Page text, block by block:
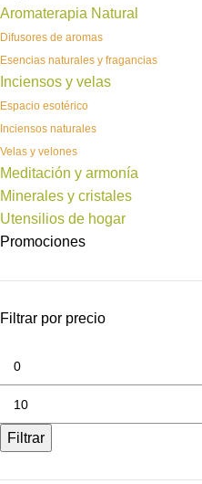
Aromaterapia Natural
Difusores de aromas
Esencias naturales y fragancias
Inciensos y velas
Espacio esotérico
Inciensos naturales
Velas y velones
Meditación y armonía
Minerales y cristales
Utensilios de hogar
Promociones
Filtrar por precio
Filtrar